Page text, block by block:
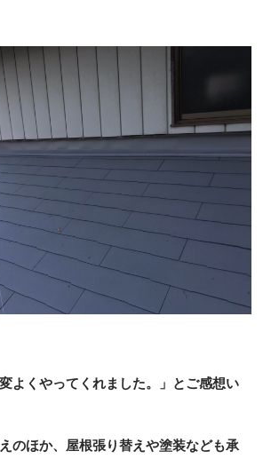
よくやってくれました。」とご感想い
のほか、屋根張り替えや塗装なども承